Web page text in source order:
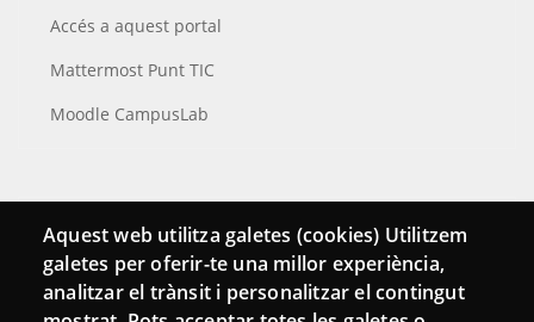
Accés a aquest portal
Mattermost Punt TIC
Moodle CampusLab
Connecta
Bustia de contacte
Aquest web utilitza galetes (cookies) Utilitzem
galetes per oferir-te una millor experiència,
analitzar el trànsit i personalitzar el contingut